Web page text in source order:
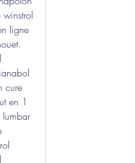
ligne
cure
en 1
lumbar